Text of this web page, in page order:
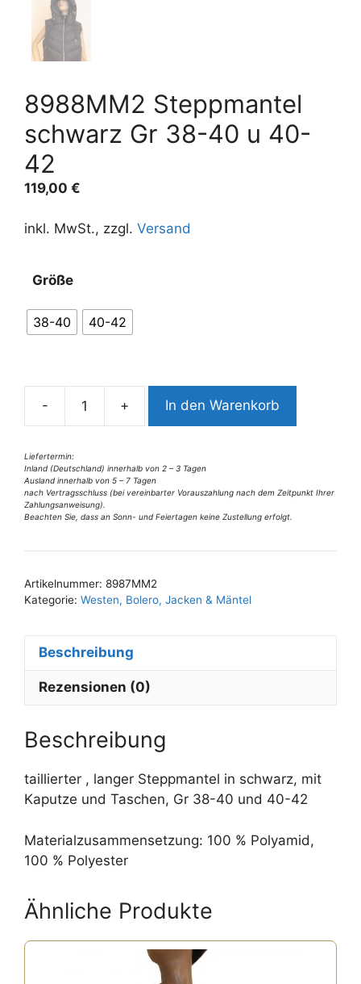
8988MM2 Steppmantel
schwarz Gr 38-40 u 40-
42
119,00 €
inkl. MwSt., zzgl. Versand
Größe
38-40 40-42
-
8988MM2
Gr
38-
40
40-
42
Menge
+ In den Warenkorb
Liefertermin:
Inland (Deutschland) innerhalb von 2 – 3 Tagen
Ausland innerhalb von 5 – 7 Tagen
nach Vertragsschluss (bei vereinbarter Vorauszahlung nach dem Zeitpunkt Ihrer
Zahlungsanweisung).
Beachten Sie, dass an Sonn- und Feiertagen keine Zustellung erfolgt.
t
e
a
i
v
e
:
Artikelnummer: 8987MM2
Kategorie: Westen, Bolero, Jacken & Mäntel
Beschreibung
Rezensionen (0)
Beschreibung
taillierter , langer Steppmantel in schwarz, mit
Kaputze und Taschen, Gr 38-40 und 40-42
Materialzusammensetzung: 100 % Polyamid,
100 % Polyester
Ähnliche Produkte